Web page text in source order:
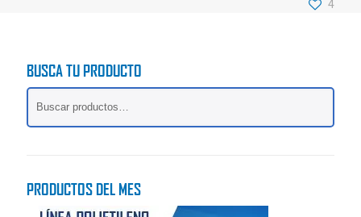
4
BUSCA TU PRODUCTO
PRODUCTOS DEL MES